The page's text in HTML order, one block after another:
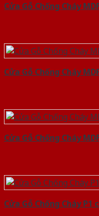
Cửa Gỗ Chống Cháy
Cửa Gỗ Chống Cháy
Cửa Gỗ Chống Cháy
Cửa Gỗ Chống Cháy P1